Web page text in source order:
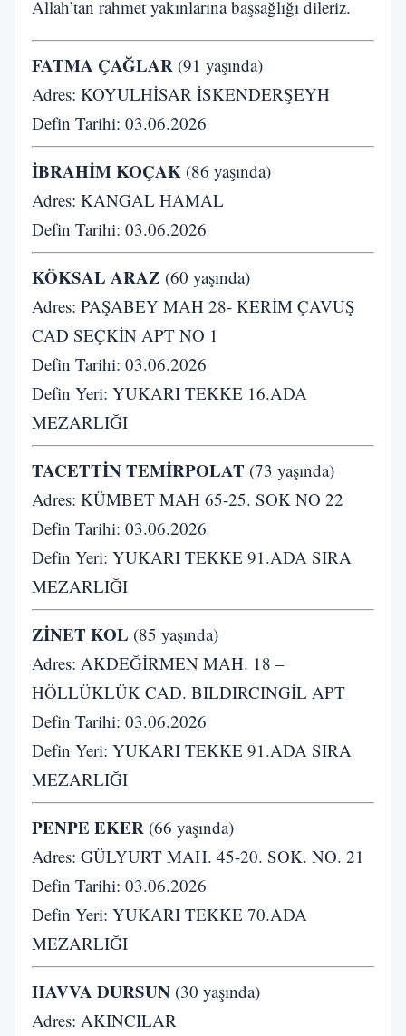
Allah’tan rahmet yakınlarına başsağlığı dileriz.
FATMA ÇAĞLAR (91 yaşında)
Adres: KOYULHİSAR İSKENDERŞEYH
Defin Tarihi: 03.06.2026
İBRAHİM KOÇAK (86 yaşında)
Adres: KANGAL HAMAL
Defin Tarihi: 03.06.2026
KÖKSAL ARAZ (60 yaşında)
Adres: PAŞABEY MAH 28- KERİM ÇAVUŞ
CAD SEÇKİN APT NO 1
Defin Tarihi: 03.06.2026
Defin Yeri: YUKARI TEKKE 16.ADA
MEZARLIĞI
TACETTİN TEMİRPOLAT (73 yaşında)
Adres: KÜMBET MAH 65-25. SOK NO 22
Defin Tarihi: 03.06.2026
Defin Yeri: YUKARI TEKKE 91.ADA SIRA
MEZARLIĞI
ZİNET KOL (85 yaşında)
Adres: AKDEĞİRMEN MAH. 18 –
HÖLLÜKLÜK CAD. BILDIRCINGİL APT
Defin Tarihi: 03.06.2026
Defin Yeri: YUKARI TEKKE 91.ADA SIRA
MEZARLIĞI
PENPE EKER (66 yaşında)
Adres: GÜLYURT MAH. 45-20. SOK. NO. 21
Defin Tarihi: 03.06.2026
Defin Yeri: YUKARI TEKKE 70.ADA
MEZARLIĞI
HAVVA DURSUN (30 yaşında)
Adres: AKINCILAR